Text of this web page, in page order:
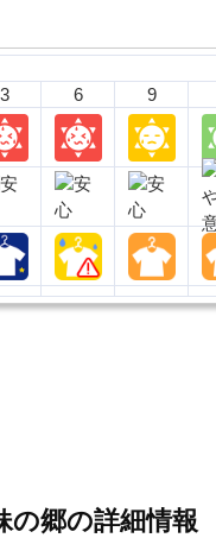
3 6 9
の郷の詳細情報